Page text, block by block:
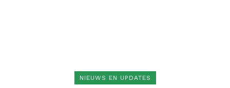
NIEUWS EN UPDATES